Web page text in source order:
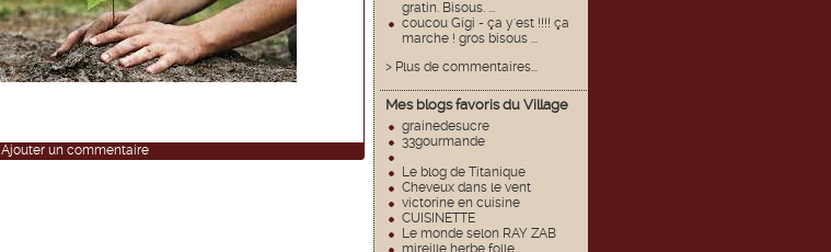
gratin. Bisous. ...
coucou Gigi - ça y'est !!!! ça
marche ! gros bisous ...
> Plus de commentaires...
Mes blogs favoris du Village
grainedesucre
33gourmande
Le blog de Titanique
Cheveux dans le vent
victorine en cuisine
CUISINETTE
Le monde selon RAY ZAB
mireille herbe folle
Ajouter un commentaire